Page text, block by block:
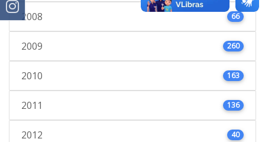
2008 66
2009 260
2010 163
2011 136
2012 40